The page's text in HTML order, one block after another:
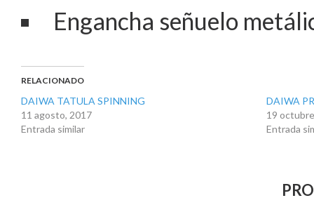
Engancha señuelo
RELACIONADO
DAIWA TATULA SPINNING
11 agosto, 2017
Entrada similar
DAIWA
19
Entrada